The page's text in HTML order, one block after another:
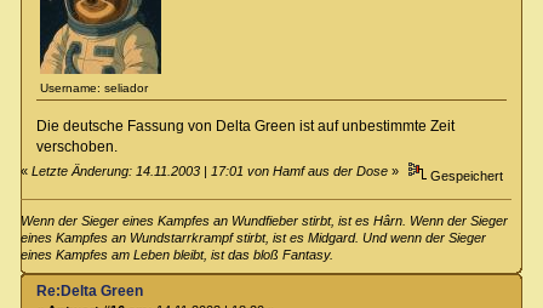
Username: seliador
Die deutsche Fassung von Delta Green ist auf unbestimmte Zeit
verschoben.
«Letzte Änderung: 14.11.2003 | 17:01 von Hamf aus der Dose » Gespeichert
Wenn der Sieger eines Kampfes an Wundfieber stirbt, ist es Hârn. Wenn der Sieger
eines Kampfes an Wundstarrkrampf stirbt, ist es Midgard. Und wenn der Sieger
eines Kampfes am Leben bleibt, ist das bloß Fantasy.
Re:Delta Green